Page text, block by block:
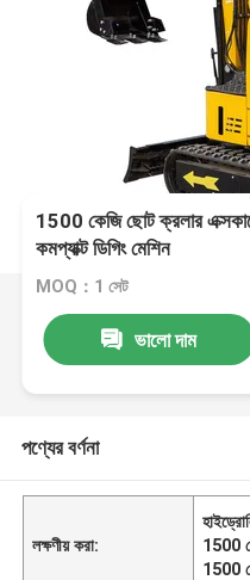
1500 কেজি ছোট ক্রলার
কমপ্যাক্ট ডিগিং মেশিন
MOQ：1 সেট
ভালো দাম
পণ্যের বর্ণনা
লক্ষণীয় করা:
1500
1500